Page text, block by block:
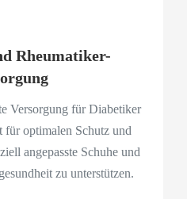
Rheumatiker-
Versorgung für Diabetiker
für optimalen Schutz und
angepasste Schuhe und
zu unterstützen.